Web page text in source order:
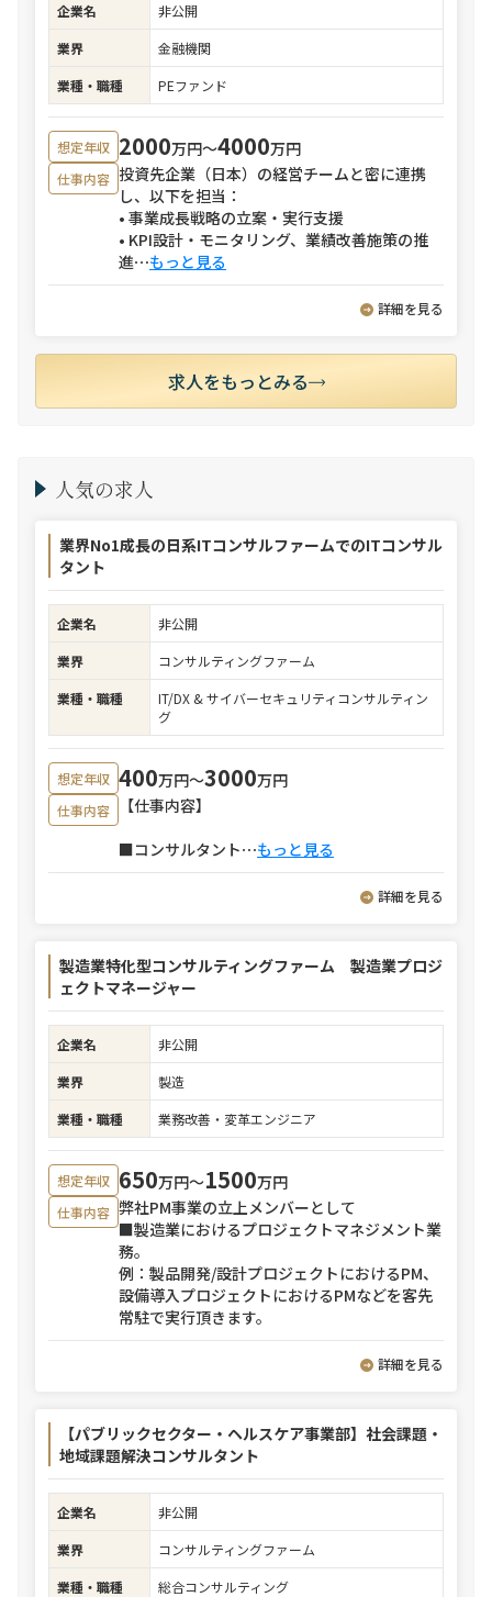
企業名
非公開
業界
金融機関
業種・職種
PEファンド
想定年収 2000万円〜4000万円
仕事内容 投資先企業（日本）の経営チームと密に連携
し、以下を担当：
• 事業成長戦略の立案・実行支援
• KPI設計・モニタリング、業績改善施策の推
進⋯もっと見る
詳細を見る
求人をもっとみる
人気の求人
業界No1成長の日系ITコンサルファームでのITコンサル
タント
企業名
非公開
業界
コンサルティングファーム
業種・職種
IT/DX & サイバーセキュリティコンサルティン
グ
想定年収 400万円〜3000万円
仕事内容
【仕事内容】
■コンサルタント⋯もっと見る
詳細を見る
製造業特化型コンサルティングファーム 製造業プロジ
ェクトマネージャー
企業名
非公開
業界
製造
業種・職種
業務改善・変革エンジニア
想定年収 650万円〜1500万円
仕事内容 弊社PM事業の立上メンバーとして
■製造業におけるプロジェクトマネジメント業
務。
例：製品開発/設計プロジェクトにおけるPM、
設備導入プロジェクトにおけるPMなどを客先
常駐で実行頂きます。
詳細を見る
【パブリックセクター・ヘルスケア事業部】社会課題・
地域課題解決コンサルタント
企業名
非公開
業界
コンサルティングファーム
業種・職種
総合コンサルティング